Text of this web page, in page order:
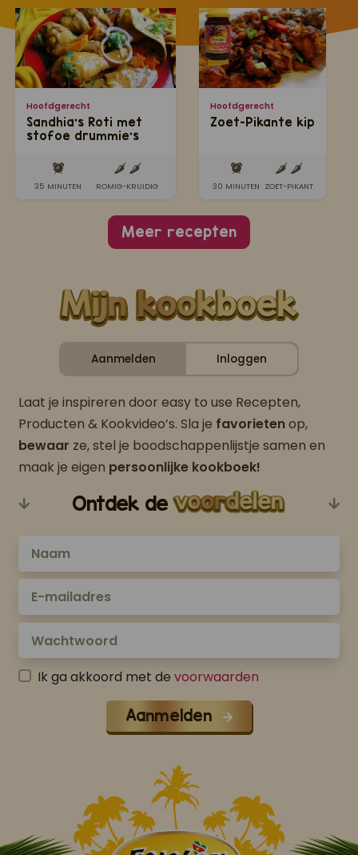
Hoofdgerecht
Sandhia's Roti met
stofoe drummie's
35 MINUTEN ROMIG-KRUIDIG
Hoofdgerecht
Zoet-Pikante kip
30 MINUTEN ZOET-PIKANT
Meer recepten
Aanmelden Inloggen
Laat je inspireren door easy to use Recepten,
Producten & Kookvideo’s. Sla je favorietenop,
bewaar ze, stel je boodschappenlijstje samen en
maak je eigen persoonlijke kookboek!
Ontdek de
Ik ga akkoord met de voorwaarden
Aanmelden